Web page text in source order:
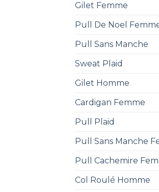
Gilet Femme
Pull De Noel
Pull Sans Manche
Sweat Plaid
Gilet Homme
Cardigan Femme
Pull Plaid
Pull Sans Manche
Pull Cachemire
Col Roulé Homme